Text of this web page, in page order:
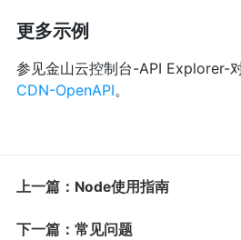
更多示例
参见金山云控制台-API Explorer-
CDN-OpenAPI。
上一篇：Node使用指南
下一篇：常见问题